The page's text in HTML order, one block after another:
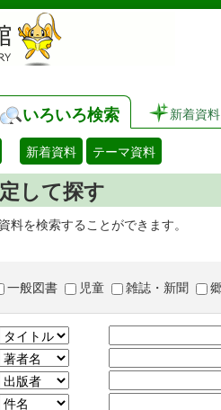
いろいろ検索 新着資料
新着資料 テーマ資料
して探す
料を検索することができます。
一般図書 児童 雑誌・新聞